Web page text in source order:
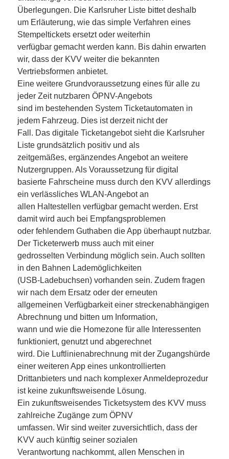
Überlegungen. Die Karlsruher Liste bittet deshalb
um Erläuterung, wie das simple Verfahren eines
Stempeltickets ersetzt oder weiterhin
verfügbar gemacht werden kann. Bis dahin erwarten
wir, dass der KVV weiter die bekannten
Vertriebsformen anbietet.
Eine weitere Grundvoraussetzung eines für alle zu
jeder Zeit nutzbaren ÖPNV-Angebots
sind im bestehenden System Ticketautomaten in
jedem Fahrzeug. Dies ist derzeit nicht der
Fall. Das digitale Ticketangebot sieht die Karlsruher
Liste grundsätzlich positiv und als
zeitgemäßes, ergänzendes Angebot an weitere
Nutzergruppen. Als Voraussetzung für digital
basierte Fahrscheine muss durch den KVV allerdings
ein verlässliches WLAN-Angebot an
allen Haltestellen verfügbar gemacht werden. Erst
damit wird auch bei Empfangsproblemen
oder fehlendem Guthaben die App überhaupt nutzbar.
Der Ticketerwerb muss auch mit einer
gedrosselten Verbindung möglich sein. Auch sollten
in den Bahnen Lademöglichkeiten
(USB-Ladebuchsen) vorhanden sein. Zudem fragen
wir nach dem Ersatz oder der erneuten
allgemeinen Verfügbarkeit einer streckenabhängigen
Abrechnung und bitten um Information,
wann und wie die Homezone für alle Interessenten
funktioniert, genutzt und abgerechnet
wird. Die Luftlinienabrechnung mit der Zugangshürde
einer weiteren App eines unkontrollierten
Drittanbieters und nach komplexer Anmeldeprozedur
ist keine zukunftsweisende Lösung.
Ein zukunftsweisendes Ticketsystem des KVV muss
zahlreiche Zugänge zum ÖPNV
umfassen. Wir sind weiter zuversichtlich, dass der
KVV auch künftig seiner sozialen
Verantwortung nachkommt, allen Menschen in